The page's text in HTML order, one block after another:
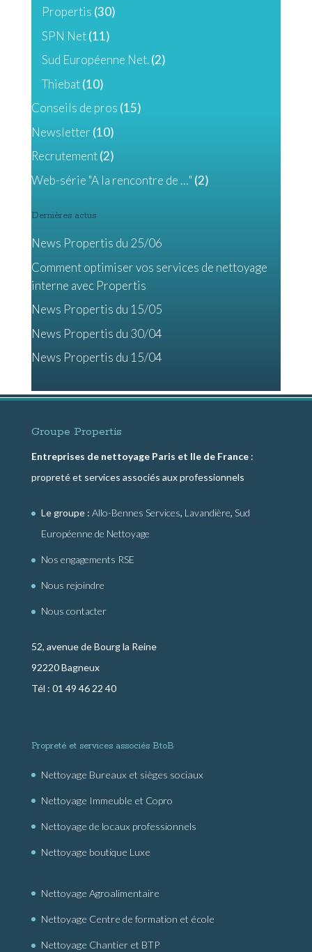
Propertis (30)
SPN Net(11)
Sud Européenne Net.(2)
Thiebat(10)
Conseils de pros (15)
Newsletter (10)
Recrutement(2)
Web-série "A la rencontre de …" (2)
Dernières actus
News Propertis du 25/06
Comment optimiser vos services de nettoyage
interne avec Propertis
News Propertis du 15/05
News Propertis du 30/04
News Propertis du 15/04
Groupe Propertis
Entreprises de nettoyage Paris et Ile de France:
propreté et services associés aux professionnels
Le groupe : Allo-Bennes Services, Lavandière, Sud
Européenne de Nettoyage
Nos engagements RSE
Nous rejoindre
Nous contacter
52, avenue de Bourg la Reine
92220 Bagneux
Tél : 01 49 46 22 40
Propreté et services associés BtoB
Nettoyage Bureaux et sièges sociaux
Nettoyage Immeuble et Copro
Nettoyage de locaux professionnels
Nettoyage boutique Luxe
Nettoyage Agroalimentaire
Nettoyage Centre de formation et école
Nettoyage Chantier et BTP